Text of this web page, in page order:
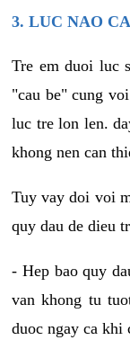
3. LUC NAO
Tre em duoi luc
"cau be" cung
luc tre lon len.
khong nen can
Tuy vay doi voi
quy dau de dieu
- Hep bao quy
van khong tu
duoc ngay ca khi